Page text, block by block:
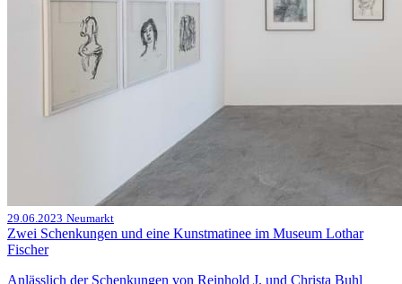
29.06.2023 Neumarkt
Zwei Schenkungen und eine Kunstmatinee im Museum Lothar
Fischer
Anlässlich der Schenkungen von Reinhold J. und Christa Buhl